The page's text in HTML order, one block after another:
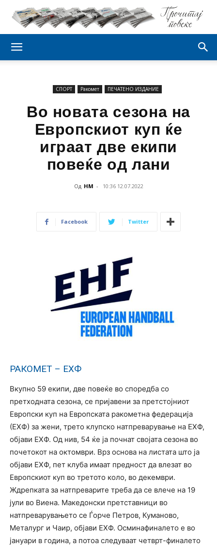
СПОРТ Ракомет ПЕЧАТЕНО ИЗДАНИЕ
Во новата сезона на
Европскиот куп ќе
играат две екипи
повеќе од лани
Од НМ - 10:36 12.07.2022
Facebook Twitter
РАКОМЕТ – ЕХФ
Вкупно 59 екипи, две повеќе во споредба со
претходната сезона, се пријавени за претстојниот
Европски куп на Европската ракометна федерација
(ЕХФ) за жени, трето клупско натпреварување на ЕХФ,
објави ЕХФ. Од нив, 54 ќе ја почнат својата сезона во
почетокот на октомври. Врз основа на листата што ја
објави ЕХФ, пет клуба имаат предност да влезат во
Европскиот куп во третото коло, во декември.
Ждрепката за натпреварите треба да се влече на 19
јули во Виена. Македонски претставници во
натпреварувањето се Ѓорче Петров, Куманово,
Металург и Чаир, објави ЕХФ. Осминафиналето е во
јануари в година, а потоа следуваат четврт-финалето